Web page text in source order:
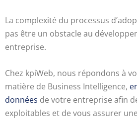
La complexité du processus
pas être un obstacle au
entreprise.
Chez kpiWeb, nous répondons à
matière de Business Intelligence,
données de votre entreprise afin
exploitables et de vous assurer